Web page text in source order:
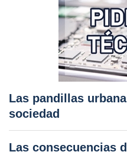
Las pandillas
sociedad
Las consecuencias